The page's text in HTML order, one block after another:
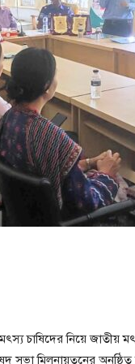
চাষিদের নিয়ে জাতীয়
সভা মিলনায়তনের অনুষ্ঠিত